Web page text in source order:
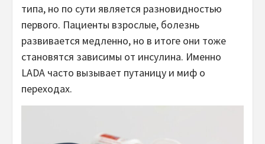
типа, но по сути является разновидностью
первого. Пациенты взрослые, болезнь
развивается медленно, но в итоге они тоже
становятся зависимы от инсулина. Именно
LADA часто вызывает путаницу и миф о
переходах.